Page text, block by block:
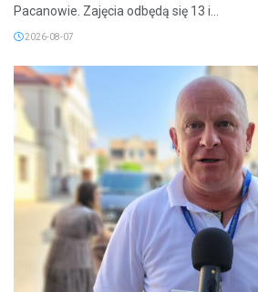
Pacanowie. Zajęcia odbędą się 13 i...
2026-08-07